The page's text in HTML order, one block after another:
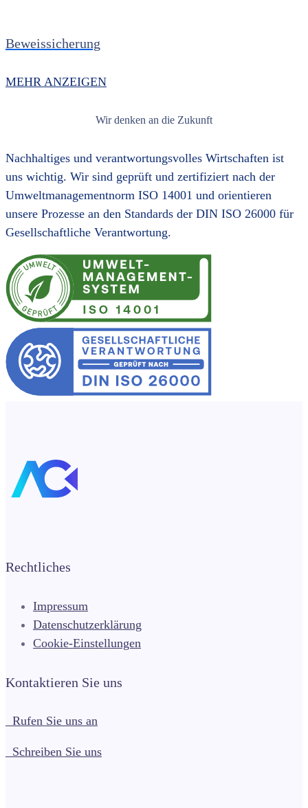
Beweissicherung
MEHR ANZEIGEN
Wir denken an die Zukunft
Nachhaltiges und verantwortungsvolles Wirtschaften ist
uns wichtig. Wir sind geprüft und zertifiziert nach der
Umweltmanagementnorm ISO 14001 und orientieren
unsere Prozesse an den Standards der DIN ISO 26000 für
Gesellschaftliche Verantwortung.
Rechtliches
Impressum
Datenschutzerklärung
Cookie-Einstellungen
Kontaktieren Sie uns
Rufen Sie uns an
Schreiben Sie uns